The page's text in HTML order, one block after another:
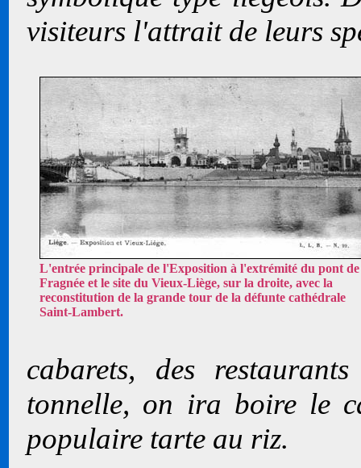
visiteurs l'attrait de leurs
L'entrée principale de l'Exposition à l'extrémité du pont de
Fragnée et le site du Vieux-Liège, sur la droite, avec la
reconstitution de la grande tour de la défunte cathédrale
Saint-Lambert.
cabarets, des
tonnelle, on ira boire le
populaire tarte au riz.